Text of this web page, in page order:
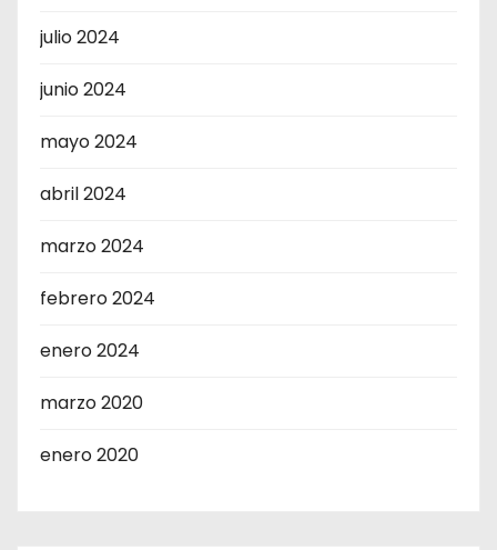
julio 2024
junio 2024
mayo 2024
abril 2024
marzo 2024
febrero 2024
enero 2024
marzo 2020
enero 2020